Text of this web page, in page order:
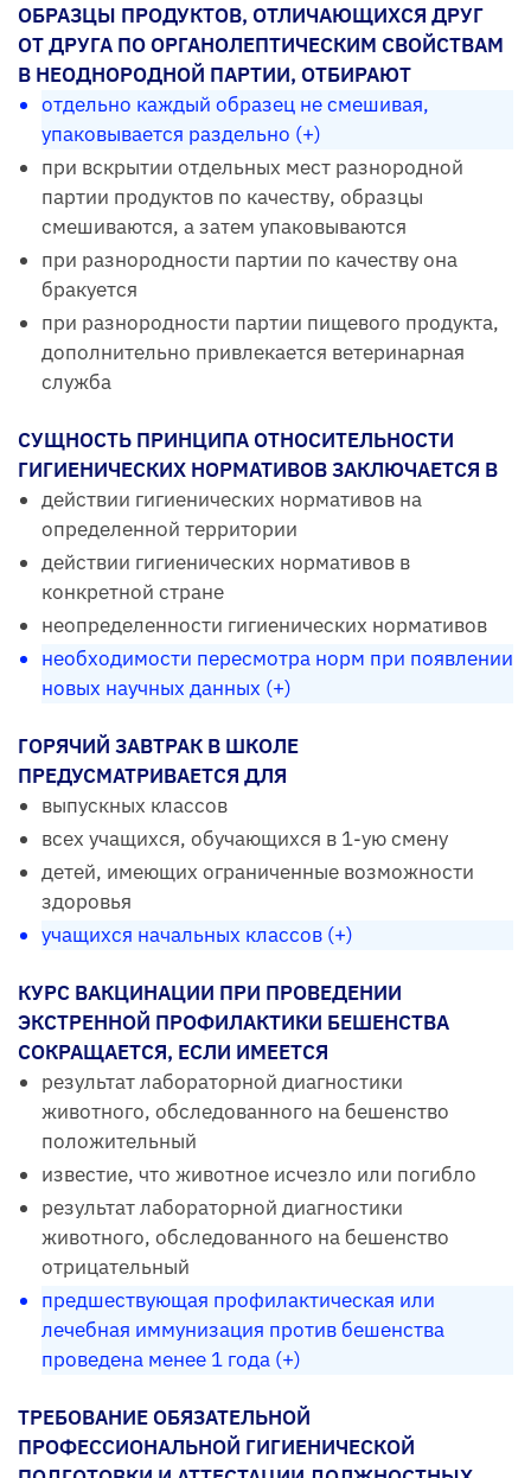
ОБРАЗЦЫ ПРОДУКТОВ, ОТЛИЧАЮЩИХСЯ ДРУГ
ОТ ДРУГА ПО ОРГАНОЛЕПТИЧЕСКИМ СВОЙСТВАМ
В НЕОДНОРОДНОЙ ПАРТИИ, ОТБИРАЮТ
отдельно каждый образец не смешивая,
упаковывается раздельно (+)
при вскрытии отдельных мест разнородной
партии продуктов по качеству, образцы
смешиваются, а затем упаковываются
при разнородности партии по качеству она
бракуется
при разнородности партии пищевого продукта,
дополнительно привлекается ветеринарная
служба
СУЩНОСТЬ ПРИНЦИПА ОТНОСИТЕЛЬНОСТИ
ГИГИЕНИЧЕСКИХ НОРМАТИВОВ ЗАКЛЮЧАЕТСЯ В
действии гигиенических нормативов на
определенной территории
действии гигиенических нормативов в
конкретной стране
неопределенности гигиенических нормативов
необходимости пересмотра норм при появлении
новых научных данных (+)
ГОРЯЧИЙ ЗАВТРАК В ШКОЛЕ
ПРЕДУСМАТРИВАЕТСЯ ДЛЯ
выпускных классов
всех учащихся, обучающихся в 1-ую смену
детей, имеющих ограниченные возможности
здоровья
учащихся начальных классов (+)
КУРС ВАКЦИНАЦИИ ПРИ ПРОВЕДЕНИИ
ЭКСТРЕННОЙ ПРОФИЛАКТИКИ БЕШЕНСТВА
СОКРАЩАЕТСЯ, ЕСЛИ ИМЕЕТСЯ
результат лабораторной диагностики
животного, обследованного на бешенство
положительный
известие, что животное исчезло или погибло
результат лабораторной диагностики
животного, обследованного на бешенство
отрицательный
предшествующая профилактическая или
лечебная иммунизация против бешенства
проведена менее 1 года (+)
ТРЕБОВАНИЕ ОБЯЗАТЕЛЬНОЙ
ПРОФЕССИОНАЛЬНОЙ ГИГИЕНИЧЕСКОЙ